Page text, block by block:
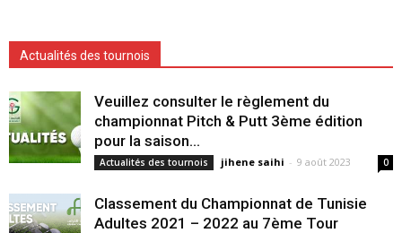
Actualités des tournois
Veuillez consulter le règlement du
championnat Pitch & Putt 3ème édition
pour la saison...
Actualités des tournois jihene saihi - 9 août 2023 0
Classement du Championnat de Tunisie
Adultes 2021 – 2022 au 7ème Tour